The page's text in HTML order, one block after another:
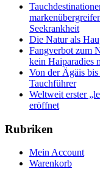
Seekrankheit
Die Natur als
Fangverbot zum
kein Haiparadies
Von der Ägäis
Tauchführer
Weltweit erster
eröffnet
Rubriken
Mein Account
Warenkorb